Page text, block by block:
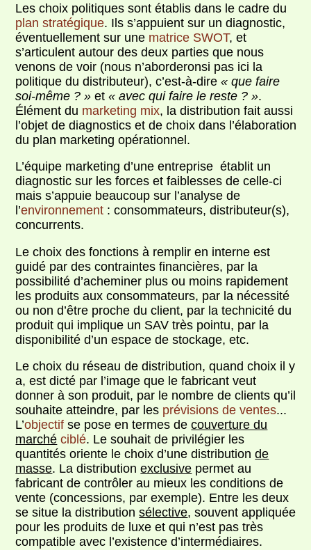
Les choix politiques sont établis dans le cadre du
plan stratégique. Ils s’appuient sur un diagnostic,
éventuellement sur une matrice SWOT, et
s’articulent autour des deux parties que nous
venons de voir (nous n’aborderonsi pas ici la
politique du distributeur), c’est-à-dire« que faire
soi-même ? » et« avec qui faire le reste ? ».
Élément du marketing mix, la distribution fait aussi
l’objet de diagnostics et de choix dans l’élaboration
du plan marketing opérationnel.
L’équipe marketing d’une entreprise établit un
diagnostic sur les forces et faiblesses de celle-ci
mais s’appuie beaucoup sur l’analyse de
l’environnement : consommateurs, distributeur(s),
concurrents.
Le choix des fonctions à remplir en interne est
guidé par des contraintes financières, par la
possibilité d’acheminer plus ou moins rapidement
les produits aux consommateurs, par la nécessité
ou non d’être proche du client, par la technicité du
produit qui implique un SAV très pointu, par la
disponibilité d’un espace de stockage, etc.
Le choix du réseau de distribution, quand choix il y
a, est dicté par l’image que le fabricant veut
donner à son produit, par le nombre de clients qu’il
souhaite atteindre, par les prévisions de ventes...
L’objectif se pose en termes decouverture du
marché ciblé. Le souhait de privilégier les
quantités oriente le choix d’une distributionde
masse. La distributionexclusive permet au
fabricant de contrôler au mieux les conditions de
vente (concessions, par exemple). Entre les deux
se situe la distributionsélective, souvent appliquée
pour les produits de luxe et qui n’est pas très
compatible avec l’existence d’intermédiaires.